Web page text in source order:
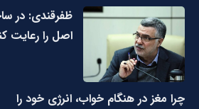
ظفرقندی: در
اصل را رعایت
چرا مغز در هنگام خواب، انرژی خود را